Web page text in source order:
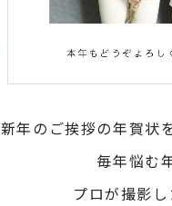
新年のご挨拶の年賀状
毎年悩む
プロが撮影